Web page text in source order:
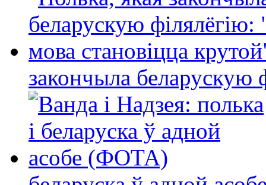
закончыла беларускую